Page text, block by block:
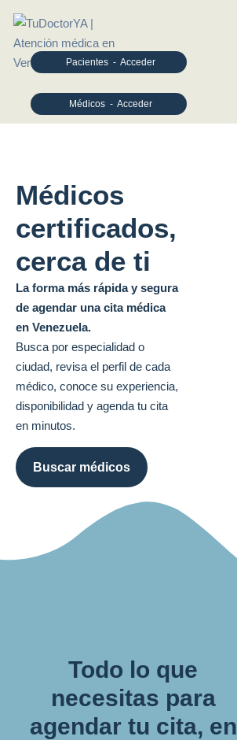
Médicos - Acceder
Pacientes - Acceder
Médicos
certificados,
cerca de ti
La forma más rápida y segura
de agendar una cita médica
en Venezuela.
Busca por especialidad o
ciudad, revisa el perfil de cada
médico, conoce su experiencia,
disponibilidad y agenda tu cita
en minutos.
Buscar médicos
Todo lo que
necesitas para
agendar tu cita, en